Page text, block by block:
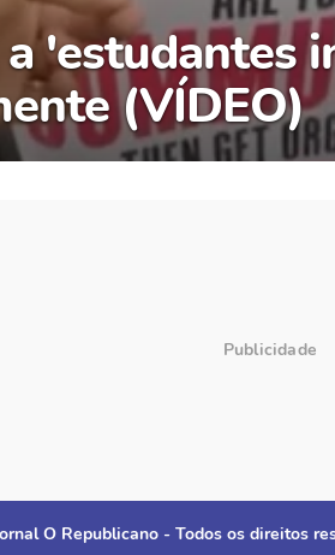
'estudantes
(VÍDEO)
O Republicano - Todos os direitos